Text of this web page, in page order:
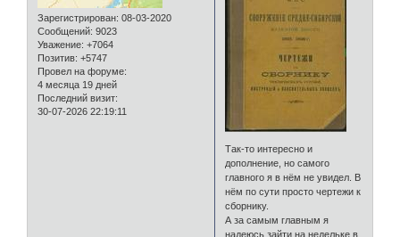
Зарегистрирован: 08-03-2020
Сообщений: 9023
Уважение: +7064
Позитив: +5747
Провел на форуме:
4 месяца 19 дней
Последний визит:
30-07-2026 22:19:11
Так-то интересно и
дополнение, но самого
главного я в нём не увидел. В
нём по сути просто чертежи к
сборнику.
А за самым главным я
надеюсь зайти на недельке в